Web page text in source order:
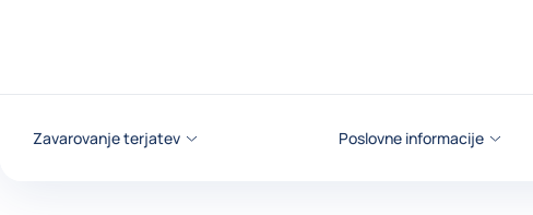
Zavarovanje terjatev Poslovne informacije